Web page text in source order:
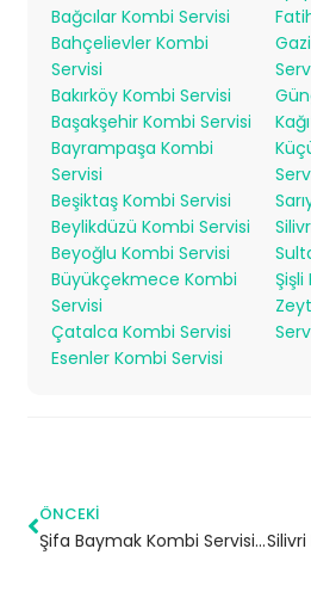
Bağcılar Kombi Servisi
Bahçelievler Kombi
Servisi
Bakırköy Kombi Servisi
Başakşehir Kombi Servisi
Bayrampaşa Kombi
Servisi
Beşiktaş Kombi Servisi
Beylikdüzü Kombi Servisi
Beyoğlu Kombi Servisi
Büyükçekmece Kombi
Servisi
Çatalca Kombi Servisi
Esenler Kombi Servisi
ÖNCEKI
Şifa Baymak Kombi Servisi – Tuzla Yetkili Servis